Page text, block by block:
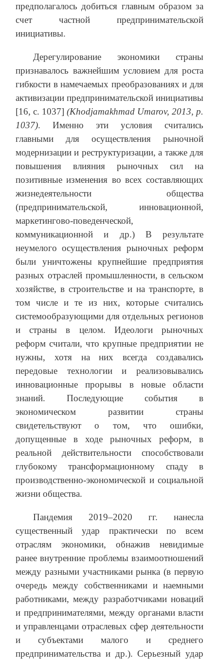
предполагалось добиться главным образом за
счет частной предпринимательской
инициативы.
Дерегулирование экономики страны
признавалось важнейшим условием для роста
гибкости в намечаемых преобразованиях и для
активизации предпринимательской инициативы
[16, с. 1037] (Khodjamakhmad Umarov, 2013, р.
1037). Именно эти условия считались
главными для осуществления рыночной
модернизации и реструктуризации, а также для
повышения влияния рыночных сил на
позитивные изменения во всех составляющих
жизнедеятельности общества
(предпринимательской, инновационной,
маркетингово-поведенческой,
коммуникационной и др.) В результате
неумелого осуществления рыночных реформ
были уничтожены крупнейшие предприятия
разных отраслей промышленности, в сельском
хозяйстве, в строительстве и на транспорте, в
том числе и те из них, которые считались
системообразующими для отдельных регионов
и страны в целом. Идеологи рыночных
реформ считали, что крупные предприятии не
нужны, хотя на них всегда создавались
передовые технологии и реализовывались
инновационные прорывы в новые области
знаний. Последующие события в
экономическом развитии страны
свидетельствуют о том, что ошибки,
допущенные в ходе рыночных реформ, в
реальной действительности способствовали
глубокому трансформационному спаду в
производственно-экономической и социальной
жизни общества.
Пандемия 2019–2020 гг. нанесла
существенный удар практически по всем
отраслям экономики, обнажив невидимые
ранее внутренние проблемы взаимоотношений
между разными участниками рынка (в первую
очередь между собственниками и наемными
работниками, между разработчиками новаций
и предпринимателями, между органами власти
и управленцами отраслевых сфер деятельности
и субъектами малого и среднего
предпринимательства и др.). Серьезный удар